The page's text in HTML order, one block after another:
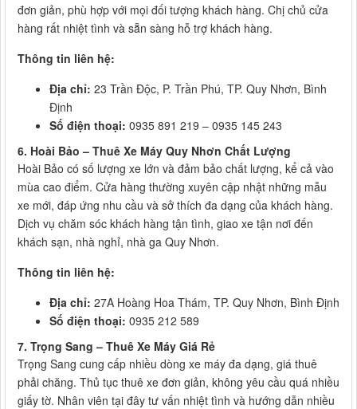
đơn giản, phù hợp với mọi đối tượng khách hàng. Chị chủ cửa
hàng rất nhiệt tình và sẵn sàng hỗ trợ khách hàng.
Thông tin liên hệ:
Địa chỉ: 23 Trần Độc, P. Trần Phú, TP. Quy Nhơn, Bình
Định
Số điện thoại: 0935 891 219 – 0935 145 243
6. Hoài Bảo – Thuê Xe Máy Quy Nhơn Chất Lượng
Hoài Bảo có số lượng xe lớn và đảm bảo chất lượng, kể cả vào
mùa cao điểm. Cửa hàng thường xuyên cập nhật những mẫu
xe mới, đáp ứng nhu cầu và sở thích đa dạng của khách hàng.
Dịch vụ chăm sóc khách hàng tận tình, giao xe tận nơi đến
khách sạn, nhà nghỉ, nhà ga Quy Nhơn.
Thông tin liên hệ:
Địa chỉ: 27A Hoàng Hoa Thám, TP. Quy Nhơn, Bình Định
Số điện thoại: 0935 212 589
7. Trọng Sang – Thuê Xe Máy Giá Rẻ
Trọng Sang cung cấp nhiều dòng xe máy đa dạng, giá thuê
phải chăng. Thủ tục thuê xe đơn giản, không yêu cầu quá nhiều
giấy tờ. Nhân viên tại đây tư vấn nhiệt tình và hướng dẫn nhiều